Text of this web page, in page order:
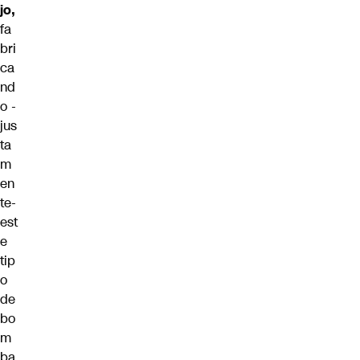
jo,
fa
bri
ca
nd
o -
jus
ta
m
en
te-
est
e
tip
o
de
bo
m